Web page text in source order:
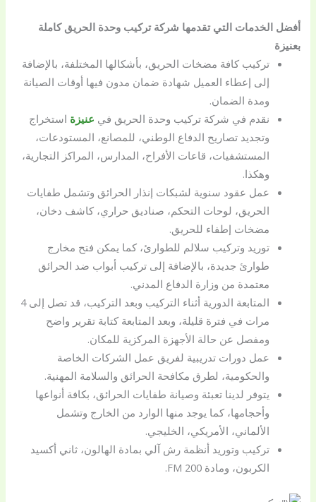
أفضل الخدمات التي تقدمها شركة تركيب وحدة الحريق كاملة
بعنيزة
تركيب كافة مضخات الحريق، بأشكالها المختلفة، بالإضافة
إلى إعطاء العميل شهادة ضمان مدون فيها أوقات الصيانة
ومدة الضمان.
نقدم في شركة تركيب وحدة الحريق في عنيزة استخراج
وتجديد تصاريح الدفاع الوطني، للمصانع، المستودعات،
المستشفيات، قاعات الأفراح، المدارس، المراكز التجارية،
وهكذا.
عمل عقود سنوية لشبكات إنذار الحرائق وتشمل طفايات
الحريق، لوحات التحكم، صناديق حراري، كاشف دخان،
مضخات إطفاء للحريق.
توريد وتركيب سلالم للطوارئ، كما يمكن فتح مخارج
طوارئ جديدة، بالإضافة إلى تركيب أبواب ضد الحرائق
معتمدة من وزارة الدفاع المدني.
المتابعة الدورية أثناء التركيب وبعد التركيب، قد تصل إلى 4
مرات في فترة قليلة، وبعد المتابعة كتابة تقرير واضح
ومفصل عن حالة الأجهزة المركزية للمكان.
عمل دورات تدريبية لفريق عمل الشركات الخاصة
والحكومية، لطرق مكافحة الحرائق والسلامة المهنية.
يتوفر لدينا تعبئة وصيانة طفايات الحرائق، بكافة أنواعها
وأحجامها، كما يوجد منها الوارد من الخارج وتشمل
الألماني، الأمريكي، الخليجي.
تركيب وتوريد أنظمة رش آلي بمادة الهالون، ثاني أكسيد
الكربون، ومادة FM 200.